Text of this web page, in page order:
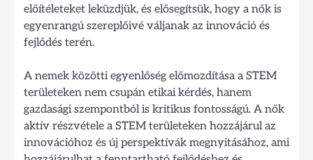
előítéleteket leküzdjük, és elősegítsük, hogy a nők is
egyenrangú szereplőivé váljanak az innováció és
fejlődés terén.
A nemek közötti egyenlőség előmozdítása a STEM
területeken nem csupán etikai kérdés, hanem
gazdasági szempontból is kritikus fontosságú. A nők
aktív részvétele a STEM területeken hozzájárul az
innovációhoz és új perspektívák megnyitásához, ami